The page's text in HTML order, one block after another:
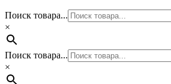
Поиск товара...
×
Поиск товара...
×